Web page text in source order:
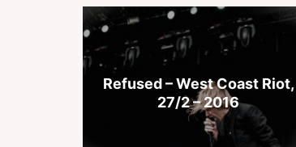
Refused – West Coast Riot,
27/2 – 2016